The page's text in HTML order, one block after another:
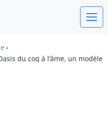
du coq à l’âme, un modèle